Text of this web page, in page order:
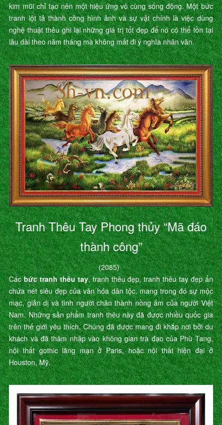
kim mũi chỉ tạo nên một hiệu ứng vô cùng sống động. Một bức
tranh lột tả thành công hình ảnh và sự vật chính là việc dùng
nghệ thuật thêu ghi lại những giá trị tốt đẹp để nó có thể tồn tại
lâu dài theo năm tháng mà không mất đi ý nghĩa nhân văn.
Tranh Thêu Tay Phong thủy “Mã đáo
thành công”
(2085)
Cácbức tranh thêu tay, tranh thêu đẹp, tranh thêu tay đẹp ẩn
chứa nét siêu đẹp của văn hóa dân tộc, mang trong đó sự mộc
mạc, giản dị và tình người chân thành nồng ấm của người Việt
Nam. Những sản phẩm tranh thêu này đã được nhiều quốc gia
trên thế giới yêu thích. Chúng đã được mang đi khắp nơi bởi du
khách và đã thâm nhập vào không gian trà đạo của Phù Tang,
nội thất gothic lãng mạn ở Paris, hoặc nội thất hiện đại ở
Houston, Mỹ.